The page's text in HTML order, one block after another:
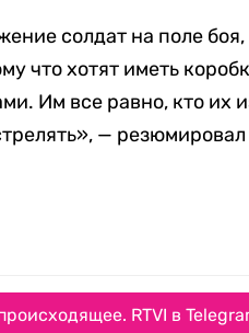
солдат на поле боя,
что хотят иметь
Им все равно, кто их
—
RTVI в